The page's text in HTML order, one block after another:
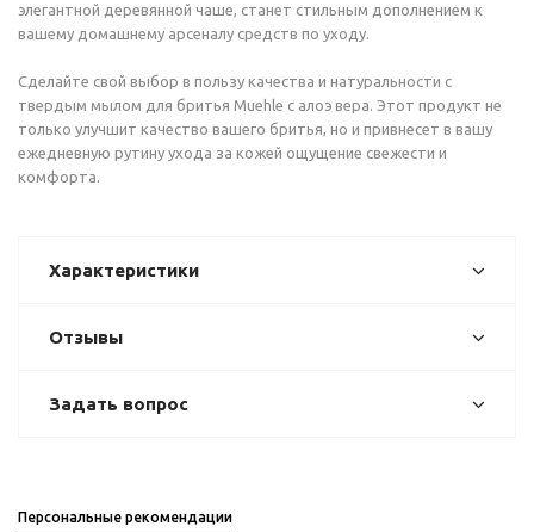
элегантной деревянной чаше, станет стильным дополнением к
вашему домашнему арсеналу средств по уходу.
Сделайте свой выбор в пользу качества и натуральности с
твердым мылом для бритья Muehle с алоэ вера. Этот продукт не
только улучшит качество вашего бритья, но и привнесет в вашу
ежедневную рутину ухода за кожей ощущение свежести и
комфорта.
Характеристики
Отзывы
Задать вопрос
Персональные рекомендации